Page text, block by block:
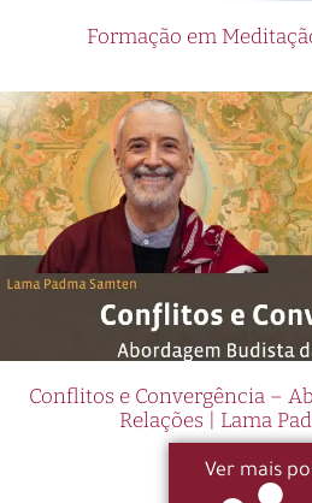
Formação em
Conflitos e Convergência –
Relações | Lama
Ver mais